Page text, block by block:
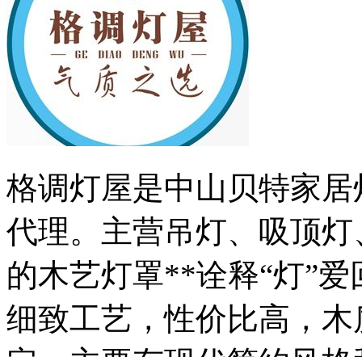
格调灯屋是中山贝特家
代理。主营吊灯、吸顶
的木艺灯罩**诠释“灯”
细致工艺，性价比高，